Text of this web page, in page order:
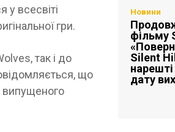
у всесвіті
гри.
так і до
що
випущеного
Новини
фільму
Silent
дату